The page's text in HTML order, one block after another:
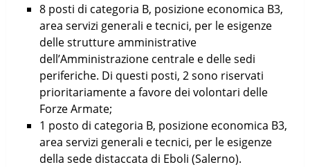
8 posti di categoria B, posizione economica B3,
area servizi generali e tecnici, per le esigenze
delle strutture amministrative
dell’Amministrazione centrale e delle sedi
periferiche. Di questi posti, 2 sono riservati
prioritariamente a favore dei volontari delle
Forze Armate;
1 posto di categoria B, posizione economica B3,
area servizi generali e tecnici, per le esigenze
della sede distaccata di Eboli (Salerno).